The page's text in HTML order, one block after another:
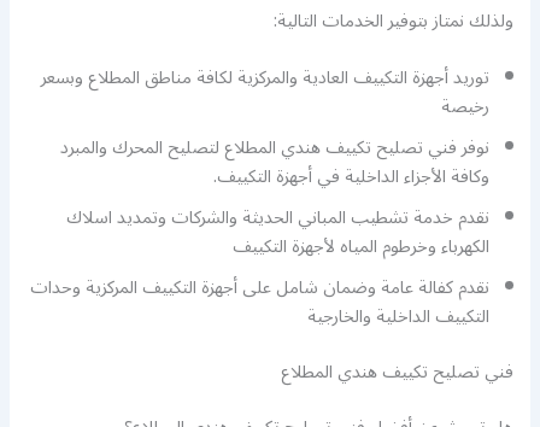
ولذلك نمتاز بتوفير الخدمات التالية:
توريد أجهزة التكييف العادية والمركزية لكافة مناطق المطلاع وبسعر
رخيصة
نوفر فني تصليح تكييف هندي المطلاع لتصليح المحرك والمبرد
وكافة الأجزاء الداخلية في أجهزة التكييف.
نقدم خدمة تشطيب المباني الحديثة والشركات وتمديد اسلاك
الكهرباء وخرطوم المياه لأجهزة التكييف
نقدم كفالة عامة وضمان شامل على أجهزة التكييف المركزية وحدات
التكييف الداخلية والخارجية
فني تصليح تكييف هندي المطلاع